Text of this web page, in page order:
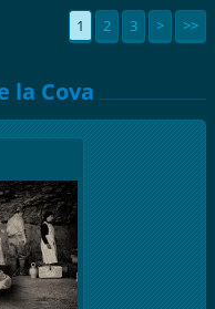
1 2 3 > >>
la Cova